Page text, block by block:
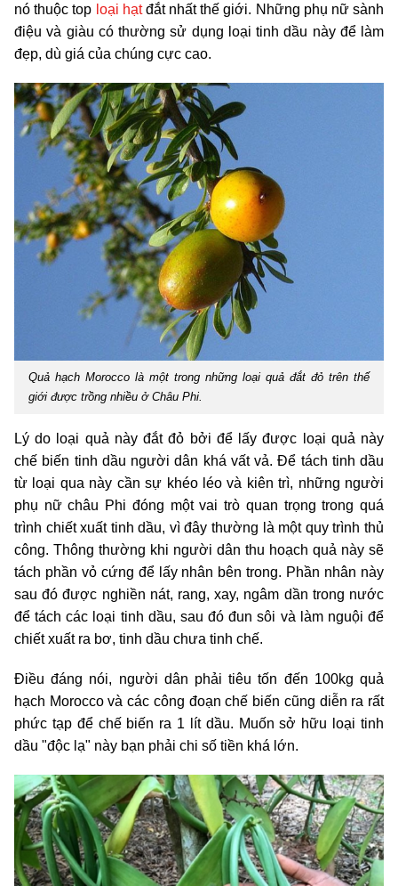
nó thuộc top loại hạtđắt nhất thế giới. Những phụ nữ sành
điệu và giàu có thường sử dụng loại tinh dầu này để làm
đẹp, dù giá của chúng cực cao.
Quả hạch Morocco là một trong những loại quả đắt đỏ trên thế
giới được trồng nhiều ở Châu Phi.
Lý do loại quả này đắt đỏ bởi để lấy được loại quả này
chế biến tinh dầu người dân khá vất vả. Để tách tinh dầu
từ loại qua này cần sự khéo léo và kiên trì, những người
phụ nữ châu Phi đóng một vai trò quan trọng trong quá
trình chiết xuất tinh dầu, vì đây thường là một quy trình thủ
công. Thông thường khi người dân thu hoạch quả này sẽ
tách phần vỏ cứng để lấy nhân bên trong. Phần nhân này
sau đó được nghiền nát, rang, xay, ngâm dần trong nước
để tách các loại tinh dầu, sau đó đun sôi và làm nguội để
chiết xuất ra bơ, tinh dầu chưa tinh chế.
Điều đáng nói, người dân phải tiêu tốn đến 100kg quả
hạch Morocco và các công đoạn chế biến cũng diễn ra rất
phức tạp để chế biến ra 1 lít dầu. Muốn sở hữu loại tinh
dầu "độc lạ" này bạn phải chi số tiền khá lớn.